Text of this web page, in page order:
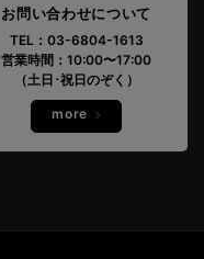
お問い合わせについて
TEL：03-6804-1613
営業時間：10:00〜17:00
（土日･祝日のぞく）
more